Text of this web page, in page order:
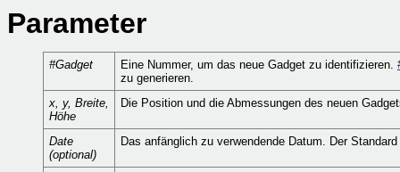
Parameter
#Gadget Eine Nummer, um das neue Gadget zu identifizieren.
zu generieren.
x, y, Breite,
Höhe
Die Position und die Abmessungen des neuen
Date
(optional)
Das anfänglich zu verwendende Datum. Der